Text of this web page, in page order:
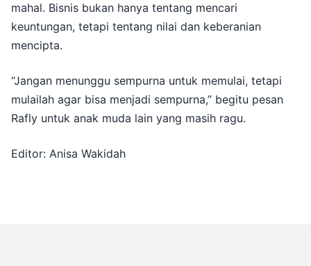
mahal. Bisnis bukan hanya tentang mencari
keuntungan, tetapi tentang nilai dan keberanian
mencipta.
“Jangan menunggu sempurna untuk memulai, tetapi
mulailah agar bisa menjadi sempurna,” begitu pesan
Rafly untuk anak muda lain yang masih ragu.
Editor: Anisa Wakidah